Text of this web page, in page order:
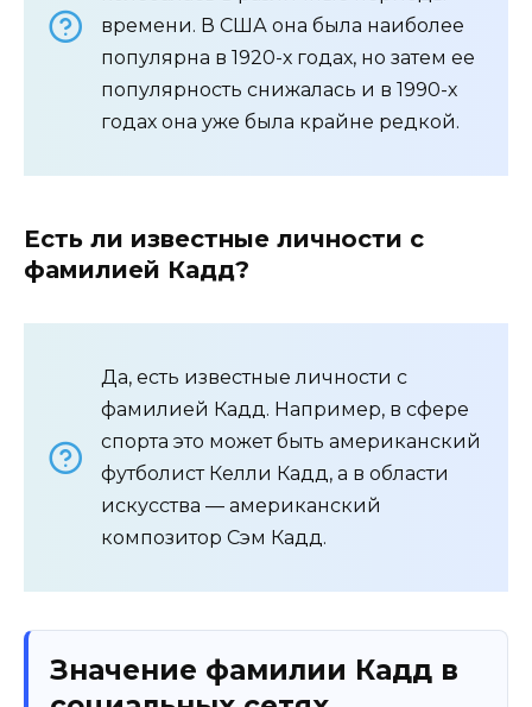
времени. В США она была наиболее
популярна в 1920-х годах, но затем ее
популярность снижалась и в 1990-х
годах она уже была крайне редкой.
Есть ли известные личности с
фамилией Кадд?
Да, есть известные личности с
фамилией Кадд. Например, в сфере
спорта это может быть американский
футболист Келли Кадд, а в области
искусства — американский
композитор Сэм Кадд.
Значение фамилии Кадд в